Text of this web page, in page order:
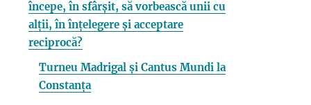
începe, în sfârșit, să vorbească unii cu
alții, în înțelegere și acceptare
reciprocă?
Turneu Madrigal și Cantus Mundi la
Constanța